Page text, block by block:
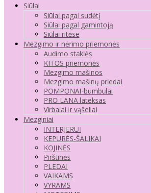
Siūlai
Siūlai pagal sudėtį
Siūlai pagal gamintoją
Siūlai ritėse
Mezgimo ir nėrimo priemonės
Audimo staklės
KITOS priemonės
Mezgimo mašinos
Mezgimo mašinų priedai
POMPONAI-bumbulai
PRO LANA lateksas
Virbalai ir vąšeliai
Mezginiai
INTERJERUI
KEPURĖS-ŠALIKAI
KOJINĖS
Pirštinės
PLEDAI
VAIKAMS
VYRAMS